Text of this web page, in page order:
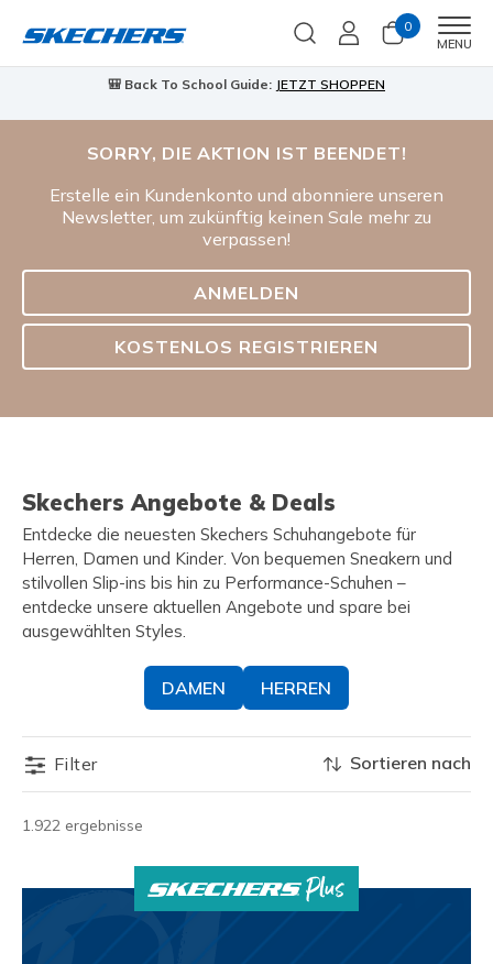
0
MENU
🎒 Back To School Guide: JETZT SHOPPEN
SORRY, DIE AKTION IST BEENDET!
Erstelle ein Kundenkonto und abonniere unseren
Newsletter, um zukünftig keinen Sale mehr zu
verpassen!
ANMELDEN
KOSTENLOS REGISTRIEREN
Skechers Angebote & Deals
Entdecke die neuesten Skechers Schuhangebote für
Herren, Damen und Kinder. Von bequemen Sneakern und
stilvollen Slip-ins bis hin zu Performance-Schuhen –
entdecke unsere aktuellen Angebote und spare bei
ausgewählten Styles.
DAMEN HERREN
Filter
1.922 ergebnisse
Sortieren nach